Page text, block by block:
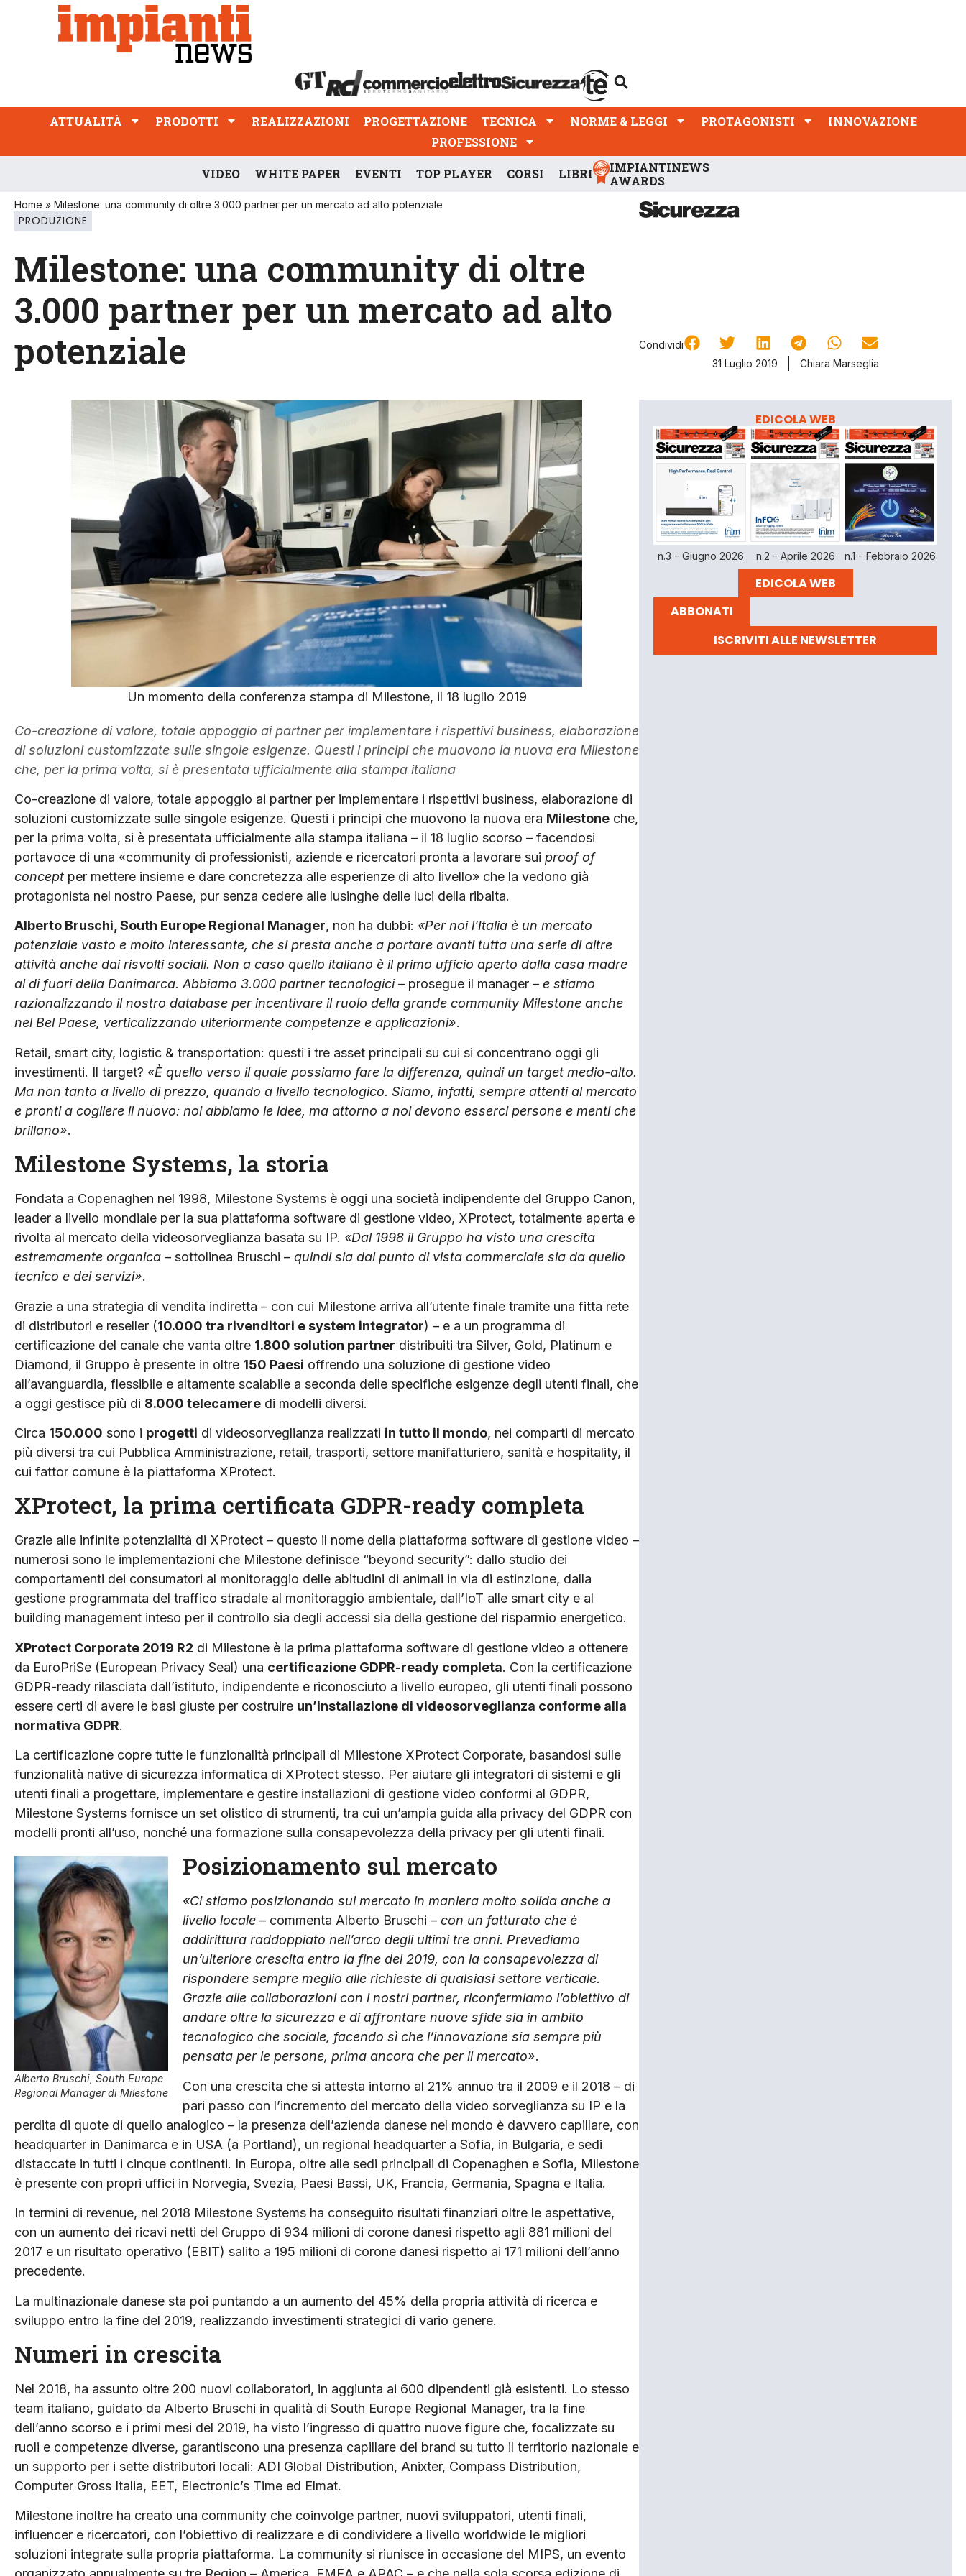
ATTUALITÀ PRODOTTI REALIZZAZIONI
PROFESSIONE
ATTUALITÀ PRODOTTI REALIZZAZIONI PROGETTAZIONE TECNICA NORME & LEGGI PROTAGONISTI
INNOVAZIONE
PROFESSIONE
VIDEO WHITE PAPER EVENTI TOP PLAYER CORSI LIBRI
IMPIANTINEWS
AWARDS
Home » Milestone: una community di oltre 3.000 partner per un mercato ad alto potenziale
PRODUZIONE
Milestone: una community di oltre
3.000 partner per un mercato ad alto
potenziale
Condividi
31 Luglio 2019
Chiara Marseglia
Un momento della conferenza stampa di Milestone, il 18 luglio 2019
Co-creazione di valore, totale appoggio ai partner per implementare i rispettivi business, elaborazione
di soluzioni customizzate sulle singole esigenze. Questi i principi che muovono la nuova era Milestone
che, per la prima volta, si è presentata ufficialmente alla stampa italiana
Co-creazione di valore, totale appoggio ai partner per implementare i rispettivi business, elaborazione di
soluzioni customizzate sulle singole esigenze. Questi i principi che muovono la nuova era Milestone che,
per la prima volta, si è presentata ufficialmente alla stampa italiana – il 18 luglio scorso – facendosi
portavoce di una «community di professionisti, aziende e ricercatori pronta a lavorare sui proof of
concept per mettere insieme e dare concretezza alle esperienze di alto livello» che la vedono già
protagonista nel nostro Paese, pur senza cedere alle lusinghe delle luci della ribalta.
Alberto Bruschi, South Europe Regional Manager, non ha dubbi: «Per noi l’Italia è un mercato
potenziale vasto e molto interessante, che si presta anche a portare avanti tutta una serie di altre
attività anche dai risvolti sociali. Non a caso quello italiano è il primo ufficio aperto dalla casa madre
al di fuori della Danimarca. Abbiamo 3.000 partner tecnologici– prosegue il manager – e stiamo
razionalizzando il nostro database per incentivare il ruolo della grande community Milestone anche
nel Bel Paese, verticalizzando ulteriormente competenze e applicazioni».
Retail, smart city, logistic & transportation: questi i tre asset principali su cui si concentrano oggi gli
investimenti. Il target? «È quello verso il quale possiamo fare la differenza, quindi un target medio-alto.
Ma non tanto a livello di prezzo, quando a livello tecnologico. Siamo, infatti, sempre attenti al mercato
e pronti a cogliere il nuovo: noi abbiamo le idee, ma attorno a noi devono esserci persone e menti che
brillano».
Milestone Systems, la storia
Fondata a Copenaghen nel 1998, Milestone Systems è oggi una società indipendente del Gruppo Canon,
leader a livello mondiale per la sua piattaforma software di gestione video, XProtect, totalmente aperta e
rivolta al mercato della videosorveglianza basata su IP. «Dal 1998 il Gruppo ha visto una crescita
estremamente organica – sottolinea Bruschi – quindi sia dal punto di vista commerciale sia da quello
tecnico e dei servizi».
Grazie a una strategia di vendita indiretta – con cui Milestone arriva all’utente finale tramite una fitta rete
di distributori e reseller (10.000 tra rivenditori e system integrator) – e a un programma di
certificazione del canale che vanta oltre 1.800 solution partner distribuiti tra Silver, Gold, Platinum e
Diamond, il Gruppo è presente in oltre 150 Paesi offrendo una soluzione di gestione video
all’avanguardia, flessibile e altamente scalabile a seconda delle specifiche esigenze degli utenti finali, che
a oggi gestisce più di 8.000 telecamere di modelli diversi.
Circa 150.000 sono i progetti di videosorveglianza realizzati in tutto il mondo, nei comparti di mercato
più diversi tra cui Pubblica Amministrazione, retail, trasporti, settore manifatturiero, sanità e hospitality, il
cui fattor comune è la piattaforma XProtect.
XProtect, la prima certificata GDPR-ready completa
Grazie alle infinite potenzialità di XProtect – questo il nome della piattaforma software di gestione video –
numerosi sono le implementazioni che Milestone definisce “beyond security”: dallo studio dei
comportamenti dei consumatori al monitoraggio delle abitudini di animali in via di estinzione, dalla
gestione programmata del traffico stradale al monitoraggio ambientale, dall’IoT alle smart city e al
building management inteso per il controllo sia degli accessi sia della gestione del risparmio energetico.
XProtect Corporate 2019 R2 di Milestone è la prima piattaforma software di gestione video a ottenere
da EuroPriSe (European Privacy Seal) una certificazione GDPR-ready completa. Con la certificazione
GDPR-ready rilasciata dall’istituto, indipendente e riconosciuto a livello europeo, gli utenti finali possono
essere certi di avere le basi giuste per costruire un’installazione di videosorveglianza conforme alla
normativa GDPR.
La certificazione copre tutte le funzionalità principali di Milestone XProtect Corporate, basandosi sulle
funzionalità native di sicurezza informatica di XProtect stesso. Per aiutare gli integratori di sistemi e gli
utenti finali a progettare, implementare e gestire installazioni di gestione video conformi al GDPR,
Milestone Systems fornisce un set olistico di strumenti, tra cui un’ampia guida alla privacy del GDPR con
modelli pronti all’uso, nonché una formazione sulla consapevolezza della privacy per gli utenti finali.
Alberto Bruschi, South Europe
Regional Manager di Milestone
Posizionamento sul mercato
«Ci stiamo posizionando sul mercato in maniera molto solida anche a
livello locale – commenta Alberto Bruschi – con un fatturato che è
addirittura raddoppiato nell’arco degli ultimi tre anni. Prevediamo
un’ulteriore crescita entro la fine del 2019, con la consapevolezza di
rispondere sempre meglio alle richieste di qualsiasi settore verticale.
Grazie alle collaborazioni con i nostri partner, riconfermiamo l’obiettivo di
andare oltre la sicurezza e di affrontare nuove sfide sia in ambito
tecnologico che sociale, facendo sì che l’innovazione sia sempre più
pensata per le persone, prima ancora che per il mercato».
Con una crescita che si attesta intorno al 21% annuo tra il 2009 e il 2018 – di
pari passo con l’incremento del mercato della video sorveglianza su IP e la
perdita di quote di quello analogico – la presenza dell’azienda danese nel mondo è davvero capillare, con
headquarter in Danimarca e in USA (a Portland), un regional headquarter a Sofia, in Bulgaria, e sedi
distaccate in tutti i cinque continenti. In Europa, oltre alle sedi principali di Copenaghen e Sofia, Milestone
è presente con propri uffici in Norvegia, Svezia, Paesi Bassi, UK, Francia, Germania, Spagna e Italia.
In termini di revenue, nel 2018 Milestone Systems ha conseguito risultati finanziari oltre le aspettative,
con un aumento dei ricavi netti del Gruppo di 934 milioni di corone danesi rispetto agli 881 milioni del
2017 e un risultato operativo (EBIT) salito a 195 milioni di corone danesi rispetto ai 171 milioni dell’anno
precedente.
La multinazionale danese sta poi puntando a un aumento del 45% della propria attività di ricerca e
sviluppo entro la fine del 2019, realizzando investimenti strategici di vario genere.
Numeri in crescita
Nel 2018, ha assunto oltre 200 nuovi collaboratori, in aggiunta ai 600 dipendenti già esistenti. Lo stesso
team italiano, guidato da Alberto Bruschi in qualità di South Europe Regional Manager, tra la fine
dell’anno scorso e i primi mesi del 2019, ha visto l’ingresso di quattro nuove figure che, focalizzate su
ruoli e competenze diverse, garantiscono una presenza capillare del brand su tutto il territorio nazionale e
un supporto per i sette distributori locali: ADI Global Distribution, Anixter, Compass Distribution,
Computer Gross Italia, EET, Electronic’s Time ed Elmat.
Milestone inoltre ha creato una community che coinvolge partner, nuovi sviluppatori, utenti finali,
influencer e ricercatori, con l’obiettivo di realizzare e di condividere a livello worldwide le migliori
soluzioni integrate sulla propria piattaforma. La community si riunisce in occasione del MIPS, un evento
EDICOLA WEB
n.3 - Giugno 2026 n.2 - Aprile 2026 n.1 - Febbraio 2026
EDICOLA WEB
ABBONATI
ISCRIVITI ALLE NEWSLETTER